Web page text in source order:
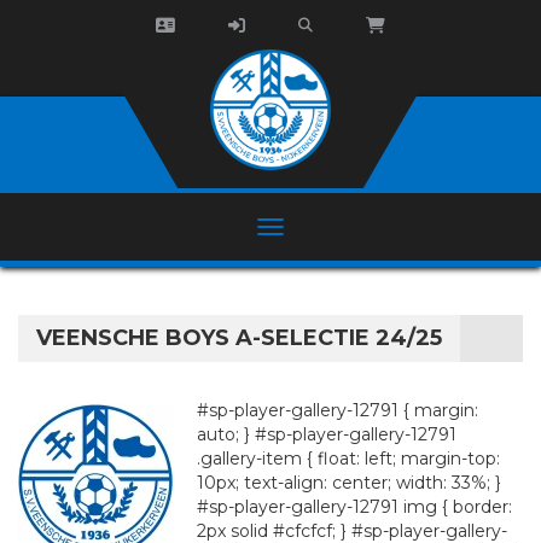
VEENSCHE BOYS A-SELECTIE 24/25
#sp-player-gallery-12791 { margin:
auto; } #sp-player-gallery-12791
.gallery-item { float: left; margin-top:
10px; text-align: center; width: 33%; }
#sp-player-gallery-12791 img { border:
2px solid #cfcfcf; } #sp-player-gallery-